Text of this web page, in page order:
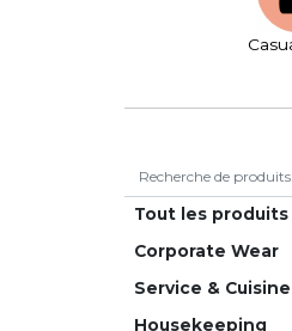
Tout les produits
Corporate Wear
Service & Cuisine
House­keeping